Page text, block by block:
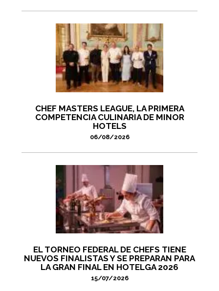
CHEF MASTERS LEAGUE, LA PRIMERA
COMPETENCIA CULINARIA DE MINOR
HOTELS
06/08/2026
EL TORNEO FEDERAL DE CHEFS TIENE
NUEVOS FINALISTAS Y SE PREPARAN PARA
LA GRAN FINAL EN HOTELGA 2026
15/07/2026